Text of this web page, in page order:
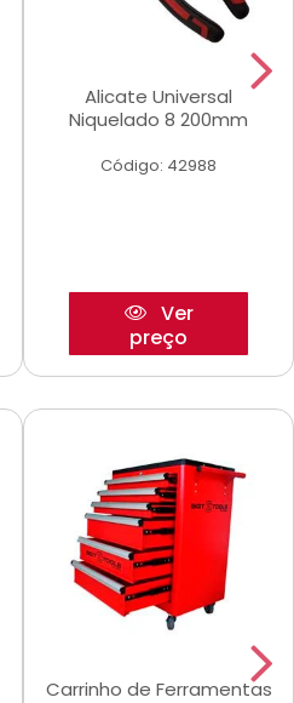
Alicate Universal
Niquelado 8 200mm
Código: 42988
Ver
preço
Carrinho de Ferramentas